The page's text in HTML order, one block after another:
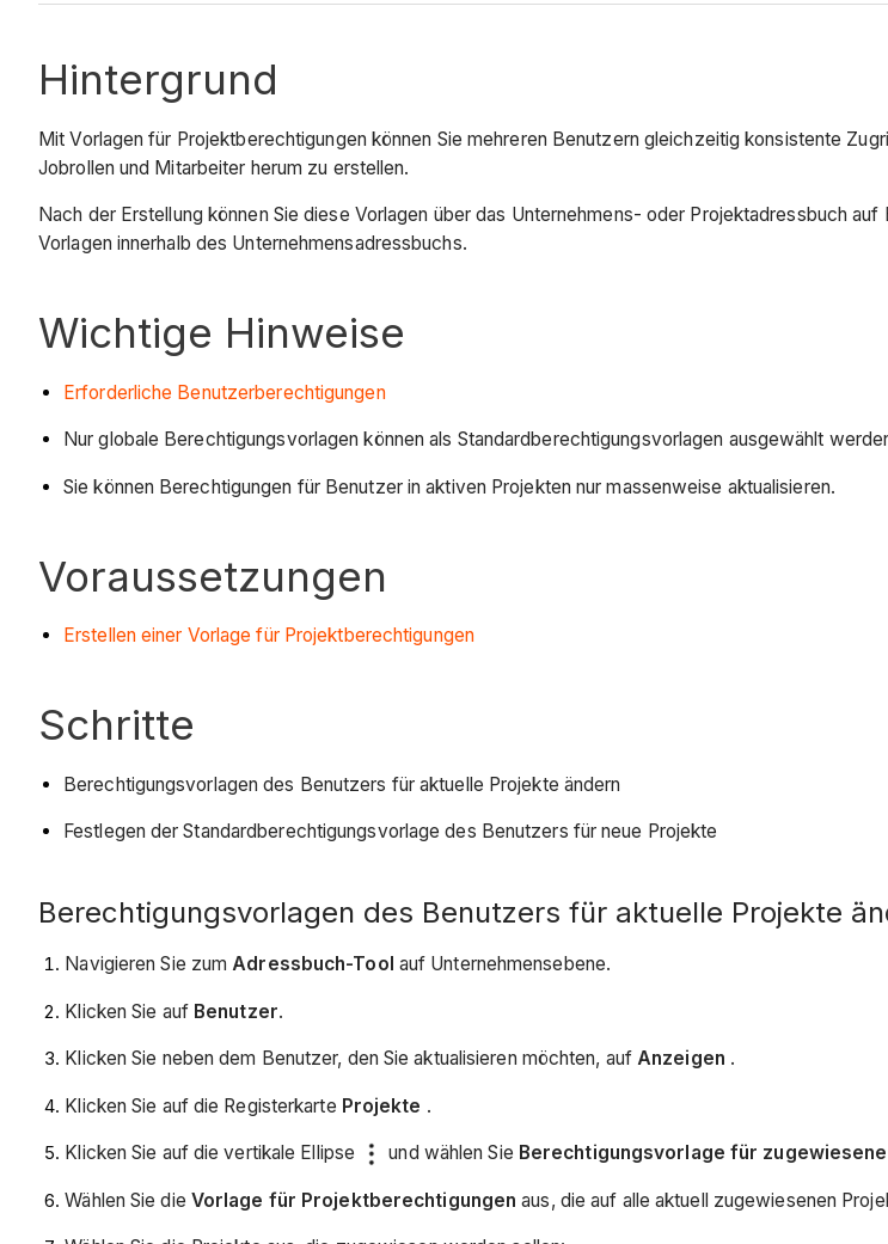
Hintergrund
Mit Vorlagen für Projektberechtigungen können Sie mehreren Benutzern gleichzeitig konsistente
Jobrollen und Mitarbeiter herum zu erstellen.
Nach der Erstellung können Sie diese Vorlagen über das Unternehmens- oder Projektadressbuch
Vorlagen innerhalb des Unternehmensadressbuchs.
Wichtige Hinweise
Erforderliche Benutzerberechtigungen
Nur globale Berechtigungsvorlagen können als Standardberechtigungsvorlagen ausgewählt
Sie können Berechtigungen für Benutzer in aktiven Projekten nur massenweise aktualisieren.
Voraussetzungen
Erstellen einer Vorlage für Projektberechtigungen
Schritte
Berechtigungsvorlagen des Benutzers für aktuelle Projekte ändern
Festlegen der Standardberechtigungsvorlage des Benutzers für neue Projekte
Berechtigungsvorlagen des Benutzers für aktuelle Projekte
Navigieren Sie zumAdressbuch-Tool auf Unternehmensebene.
Klicken Sie auf Benutzer.
Klicken Sie neben dem Benutzer, den Sie aktualisieren möchten, aufAnzeigen .
Klicken Sie auf die Registerkarte Projekte .
Klicken Sie auf die vertikale Ellipse und wählen Sie Berechtigungsvorlage für
Wählen Sie die Vorlage für Projektberechtigungenaus, die auf alle aktuell zugewiesenen